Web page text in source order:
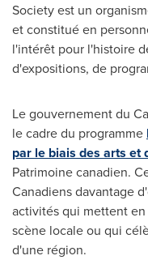
Society est un
et constitué en
l'intérêt pour l'histoire
d'expositions, de
Le gouvernement du
le cadre du programme
par le biais des arts et
Patrimoine canadien.
Canadiens davantage
activités qui mettent
scène locale ou qui
d'une région.